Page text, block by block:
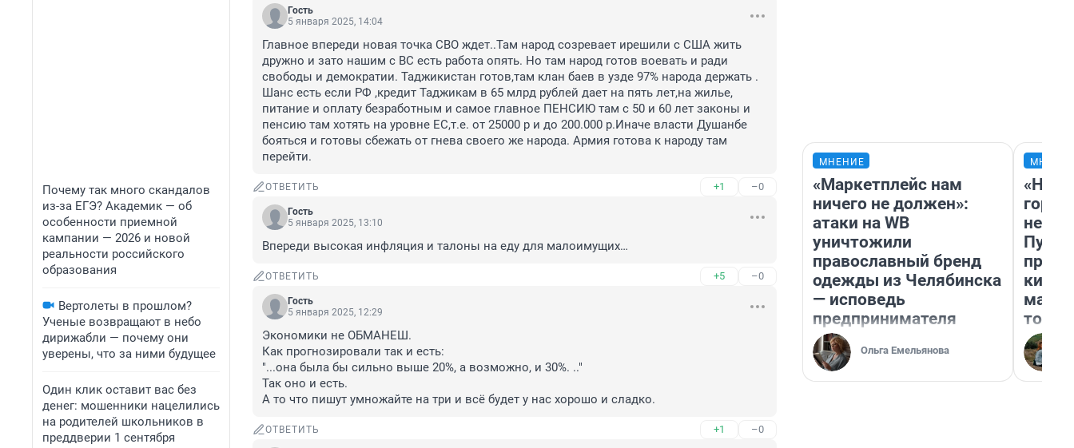
Почему так много скандалов
из-за ЕГЭ? Академик — об
особенности приемной
кампании — 2026 и новой
реальности российского
образования
Вертолеты в прошлом?
Ученые возвращают в небо
дирижабли — почему они
уверены, что за ними будущее
Один клик оставит вас без
денег: мошенники нацелились
на родителей школьников в
преддверии 1 сентября
Гость
5 января 2025, 14:04
Главное впереди новая точка СВО ждет..Там народ созревает ирешили с США жить
дружно и зато нашим с ВС есть работа опять. Но там народ готов воевать и ради
свободы и демократии. Таджикистан готов,там клан баев в узде 97% народа держать .
Шанс есть если РФ ,кредит Таджикам в 65 млрд рублей дает на пять лет,на жилье,
питание и оплату безработным и самое главное ПЕНСИЮ там с 50 и 60 лет законы и
пенсию там хотять на уровне ЕС,т.е. от 25000 р и до 200.000 р.Иначе власти Душанбе
бояться и готовы сбежать от гнева своего же народа. Армия готова к народу там
перейти.
ОТВЕТИТЬ +1 –0
Гость
5 января 2025, 13:10
Впереди высокая инфляция и талоны на еду для малоимущих…
ОТВЕТИТЬ +5 –0
Гость
5 января 2025, 12:29
Экономики не ОБМАНЕШ.
Как прогнозировали так и есть:
"...она была бы сильно выше 20%, а возможно, и 30%. .."
Так оно и есть.
А то что пишут умножайте на три и всё будет у нас хорошо и сладко.
ОТВЕТИТЬ +1 –0
МНЕНИЕ
«Маркетплейс нам
ничего не должен»:
атаки на WB
уничтожили
православный бренд
одежды из Челябинска
— исповедь
предпринимателя
Ольга Емельянова
«Нет
того